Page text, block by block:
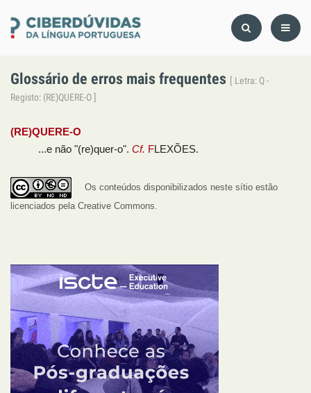
Glossário de erros mais frequentes [ Letra: Q -
Registo: (RE)QUERE-O ]
(RE)QUERE-O
...e não "(re)quer-o". Cf. FLEXÕES.
Os conteúdos disponibilizados neste sítio estão
licenciados pela Creative Commons.